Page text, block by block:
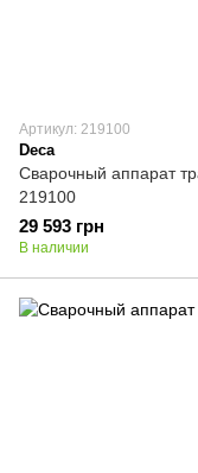
Артикул: 219100
Deca
Сварочный аппарат
219100
29 593 грн
В наличии